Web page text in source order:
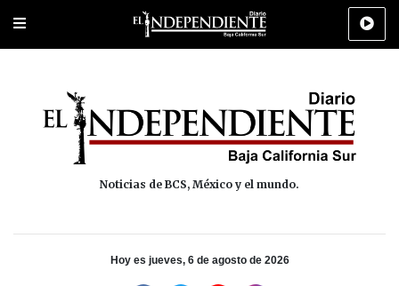
Portada Los Cabos Policiaca Deportes Cultura
Noticias de BCS, México y el mundo.
Hoy es jueves, 6 de agosto de 2026